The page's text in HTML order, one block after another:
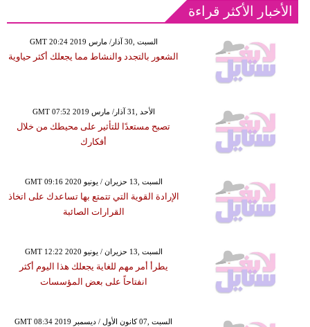
الأخبار الأكثر قراءة
GMT 20:24 2019 السبت ,30 آذار/ مارس
الشعور بالتجدد والنشاط مما يجعلك أكثر حياوية
GMT 07:52 2019 الأحد ,31 آذار/ مارس
تصبح مستعدًا للتأثير على محيطك من خلال
أفكارك
GMT 09:16 2020 السبت ,13 حزيران / يونيو
الإرادة القوية التي تتمتع بها تساعدك على اتخاذ
القرارات الصائبة
GMT 12:22 2020 السبت ,13 حزيران / يونيو
يطرأ أمر مهم للغاية يجعلك هذا اليوم أكثر
انفتاحاً على بعض المؤسسات
GMT 08:34 2019 السبت ,07 كانون الأول / ديسمبر